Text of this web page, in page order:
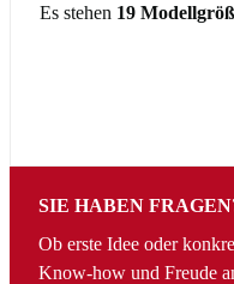
Es stehen 19
SIE HABEN
Ob erste Idee oder
Know-how und Freude